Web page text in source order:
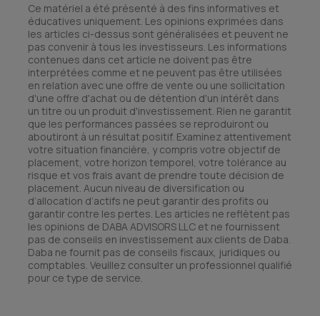
Ce matériel a été présenté à des fins informatives et
éducatives uniquement. Les opinions exprimées dans
les articles ci-dessus sont généralisées et peuvent ne
pas convenir à tous les investisseurs. Les informations
contenues dans cet article ne doivent pas être
interprétées comme et ne peuvent pas être utilisées
en relation avec une offre de vente ou une sollicitation
d'une offre d'achat ou de détention d'un intérêt dans
un titre ou un produit d'investissement. Rien ne garantit
que les performances passées se reproduiront ou
aboutiront à un résultat positif. Examinez attentivement
votre situation financière, y compris votre objectif de
placement, votre horizon temporel, votre tolérance au
risque et vos frais avant de prendre toute décision de
placement. Aucun niveau de diversification ou
d’allocation d’actifs ne peut garantir des profits ou
garantir contre les pertes. Les articles ne reflètent pas
les opinions de DABA ADVISORS LLC et ne fournissent
pas de conseils en investissement aux clients de Daba.
Daba ne fournit pas de conseils fiscaux, juridiques ou
comptables. Veuillez consulter un professionnel qualifié
pour ce type de service.